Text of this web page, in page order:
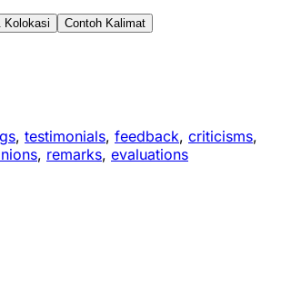
Kolokasi Contoh Kalimat
, testimonials, feedback, criticisms,
, remarks, evaluations